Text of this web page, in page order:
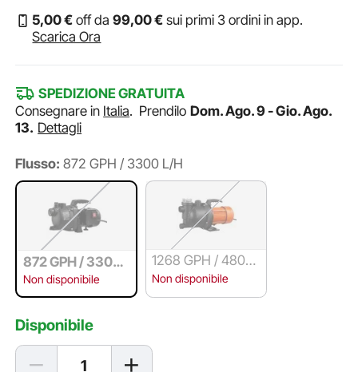
5,00€ off da99,00€ sui primi 3 ordini in app.
Scarica Ora
SPEDIZIONE GRATUITA
Consegnare in Italia. Prendilo Dom. Ago. 9 - Gio. Ago.
13. Dettagli
Flusso: 872 GPH / 3300 L/H
872 GPH / 3300
L/H
Non disponibile
1268 GPH / 4800
L/H
Non disponibile
Disponibile